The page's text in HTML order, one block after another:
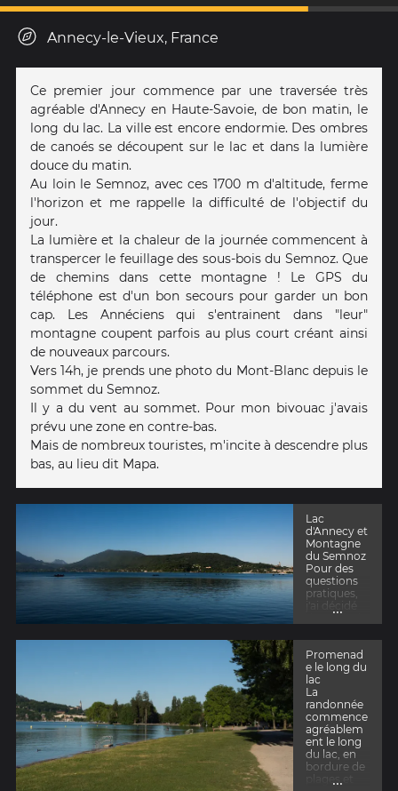
Annecy-le-Vieux, France
Ce premier jour commence par une traversée très
agréable d'Annecy en Haute-Savoie, de bon matin, le
long du lac. La ville est encore endormie. Des ombres
de canoés se découpent sur le lac et dans la lumière
douce du matin.
Au loin le Semnoz, avec ces 1700 m d'altitude, ferme
l'horizon et me rappelle la difficulté de l'objectif du
jour.
La lumière et la chaleur de la journée commencent à
transpercer le feuillage des sous-bois du Semnoz. Que
de chemins dans cette montagne ! Le GPS du
téléphone est d'un bon secours pour garder un bon
cap. Les Annéciens qui s'entrainent dans "leur"
montagne coupent parfois au plus court créant ainsi
de nouveaux parcours.
Vers 14h, je prends une photo du Mont-Blanc depuis le
sommet du Semnoz.
Il y a du vent au sommet. Pour mon bivouac j'avais
prévu une zone en contre-bas.
Mais de nombreux touristes, m'incite à descendre plus
bas, au lieu dit Mapa.
Lac
d'Annecy et
Montagne
du Semnoz
Pour des
questions
pratiques,
d'Albigny
(parking
gratuit, à
coté du
chemin du
mont
Veyrier)
Après avoir
laissé ma
voiture au
grand
...
Promenad
e le long du
lac
La
randonnée
commence
agréablem
ent le long
du lac, en
bordure de
...